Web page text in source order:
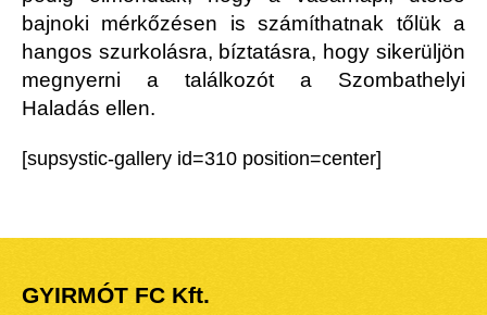
bajnoki mérkőzésen is számíthatnak tőlük a
hangos szurkolásra, bíztatásra, hogy sikerüljön
megnyerni a találkozót a Szombathelyi
Haladás ellen.
[supsystic-gallery id=310 position=center]
GYIRMÓT FC Kft.